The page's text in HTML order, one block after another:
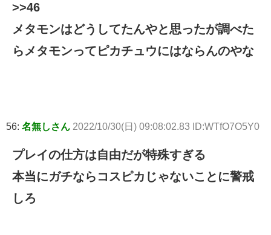
>>46
メタモンはどうしてたんやと思ったが調べた
らメタモンってピカチュウにはならんのやな
56: 名無しさん 2022/10/30(日) 09:08:02.83 ID:WTfO7O5Y0
プレイの仕方は自由だが特殊すぎる
本当にガチならコスピカじゃないことに警戒
しろ